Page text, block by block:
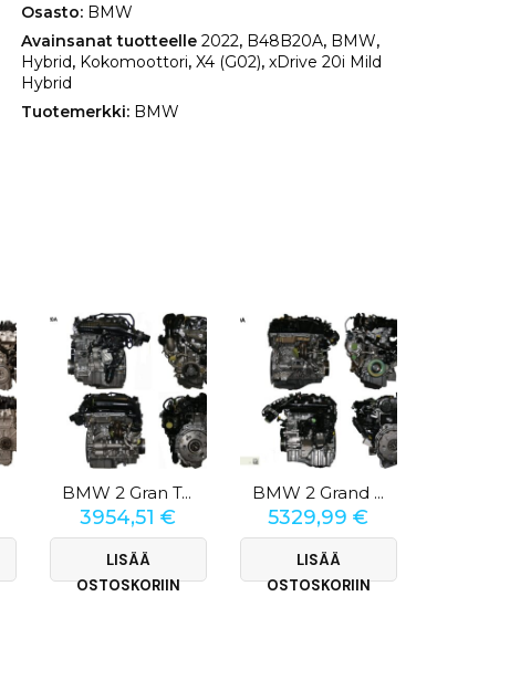
Hybrid
määrä
Osasto: BMW
Avainsanat tuotteelle 2022, B48B20A, BMW,
Hybrid, Kokomoottori, X4 (G02), xDrive 20i Mild
Hybrid
Tuotemerkki: BMW
BMW 2 Gran Tourer (F46) 220i
3954,51€
LISÄÄ
OSTOSKORIIN
BMW 2 Grand Coupe (F44) 220i
5329,99€
LISÄÄ
OSTOSKORIIN